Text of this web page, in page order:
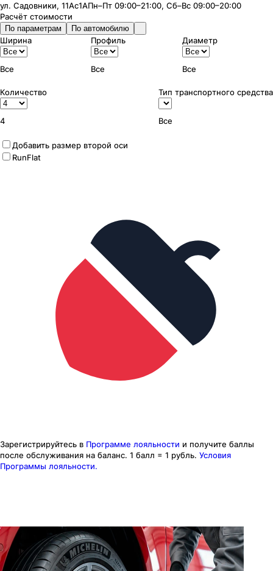
ул. Садовники, 11Ас1АПн–Пт 09:00–21:00, Сб–Вс 09:00–20:00
Расчёт стоимости
По параметрам По автомобилю
Ширина
Все
Профиль
Все
Диаметр
Все
Количество
4
Тип транспортного средства
Все
Добавить размер второй оси
RunFlat
Зарегистрируйтесь в Программе лояльности и получите баллы
после обслуживания на баланс. 1 балл = 1 рубль. Условия
Программы лояльности.